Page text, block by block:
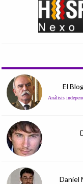
El
Análisis
Daniel